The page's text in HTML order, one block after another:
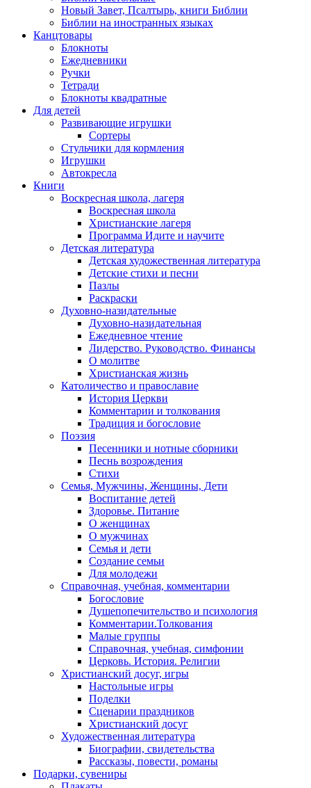
Новый Завет, Псалтырь, книги Библии
Библии на иностранных языках
Канцтовары
Блокноты
Ежедневники
Ручки
Тетради
Блокноты квадратные
Для детей
Развивающие игрушки
Сортеры
Стульчики для кормления
Игрушки
Автокресла
Книги
Воскресная школа, лагеря
Воскресная школа
Христианские лагеря
Программа Идите и научите
Детская литература
Детская художественная литература
Детские стихи и песни
Пазлы
Раскраски
Духовно-назидательные
Духовно-назидательная
Ежедневное чтение
Лидерство. Руководство. Финансы
О молитве
Христианская жизнь
Католичество и православие
История Церкви
Комментарии и толкования
Традиция и богословие
Поэзия
Песенники и нотные сборники
Песнь возрождения
Стихи
Семья, Мужчины, Женщины, Дети
Воспитание детей
Здоровье. Питание
О женщинах
О мужчинах
Семья и дети
Создание семьи
Для молодежи
Справочная, учебная, комментарии
Богословие
Душепопечительство и психология
Комментарии.Толкования
Малые группы
Справочная, учебная, симфонии
Церковь. История. Религии
Христианский досуг, игры
Настольные игры
Поделки
Сценарии праздников
Христианский досуг
Художественная литература
Биографии, свидетельства
Рассказы, повести, романы
Подарки, сувениры